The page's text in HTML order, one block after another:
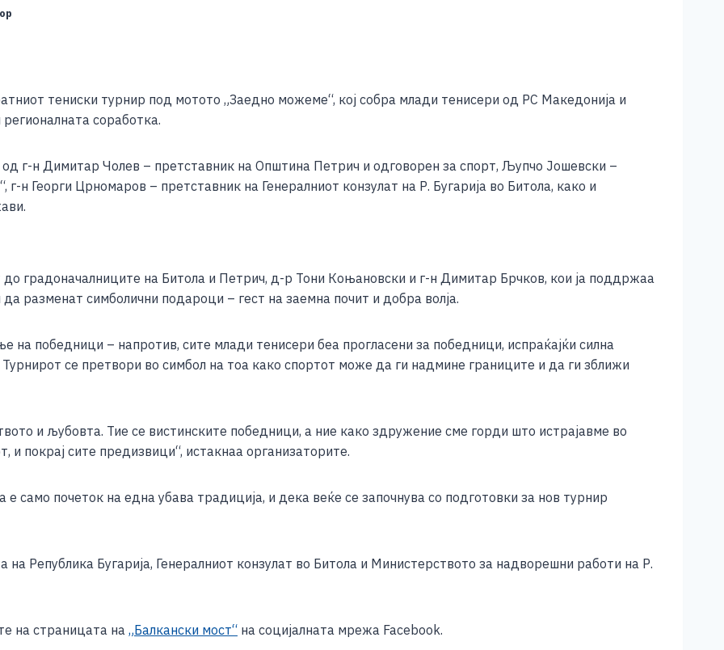
e
тениски турнир под мотото „Заедно можеме“, кој собра млади тенисери од РС Македонија и
регионалната соработка.
г-н Димитар Чолев – претставник на Општина Петрич и одговорен за спорт, Љупчо Јошевски –
н Георги Црномаров – претставник на Генералниот конзулат на Р. Бугарија во Битола, како и
до градоначалниците на Битола и Петрич, д-р Тони Коњановски и г-н Димитар Брчков, кои ја поддржаа
разменат симболични подароци – гест на заемна почит и добра волја.
на победници – напротив, сите млади тенисери беа прогласени за победници, испраќајќи силна
се претвори во симбол на тоа како спортот може да ги надмине границите и да ги зближи
и љубовта. Тие се вистинските победници, а ние како здружение сме горди што истрајавме во
и покрај сите предизвици“, истакнаа организаторите.
само почеток на една убава традиција, и дека веќе се започнува со подготовки за нов турнир
Република Бугарија, Генералниот конзулат во Битола и Министерството за надворешни работи на Р.
на страницата на „Балкански мост“ на социјалната мрежа Facebook.